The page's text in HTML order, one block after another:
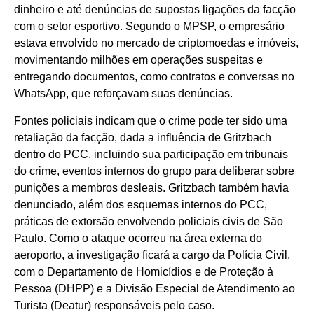
dinheiro e até denúncias de supostas ligações da facção
com o setor esportivo. Segundo o MPSP, o empresário
estava envolvido no mercado de criptomoedas e imóveis,
movimentando milhões em operações suspeitas e
entregando documentos, como contratos e conversas no
WhatsApp, que reforçavam suas denúncias.
Fontes policiais indicam que o crime pode ter sido uma
retaliação da facção, dada a influência de Gritzbach
dentro do PCC, incluindo sua participação em tribunais
do crime, eventos internos do grupo para deliberar sobre
punições a membros desleais. Gritzbach também havia
denunciado, além dos esquemas internos do PCC,
práticas de extorsão envolvendo policiais civis de São
Paulo. Como o ataque ocorreu na área externa do
aeroporto, a investigação ficará a cargo da Polícia Civil,
com o Departamento de Homicídios e de Proteção à
Pessoa (DHPP) e a Divisão Especial de Atendimento ao
Turista (Deatur) responsáveis pelo caso.